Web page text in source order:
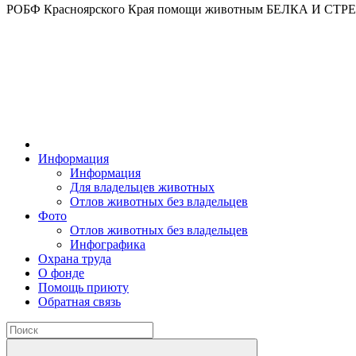
РОБФ Красноярского Края помощи животным БЕЛКА И
Информация
Информация
Для владельцев животных
Отлов животных без владельцев
Фото
Отлов животных без владельцев
Инфографика
Охрана труда
О фонде
Помощь приюту
Обратная связь